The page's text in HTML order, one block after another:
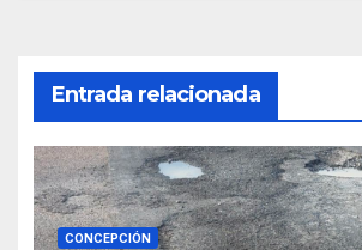
Entrada relacionada
CONCEPCIÓN